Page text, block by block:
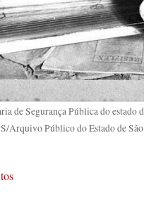
de Segurança Pública do
Arquivo Público do Estado de